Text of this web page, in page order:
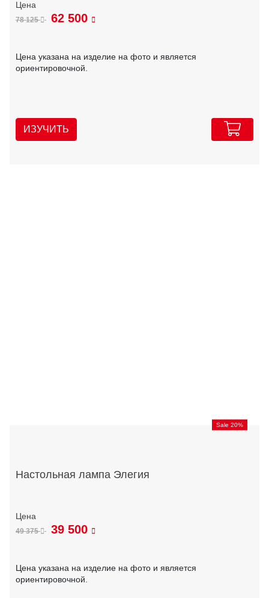
78 125 62 500
Цена указана на изделие на фото и является
ориентировочной.
ИЗУЧИТЬ
Sale 20%
Настольная лампа Элегия
49 375 39 500
Цена указана на изделие на фото и является
ориентировочной.